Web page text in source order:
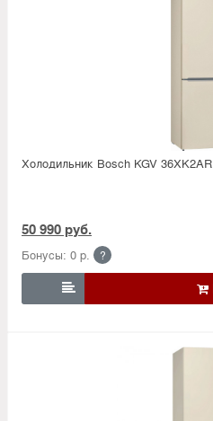
Холодильник Bosсh KGV 36XK2AR
50 990 руб.
Бонусы: 0 р. ?
